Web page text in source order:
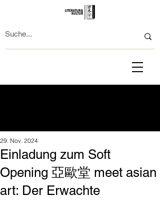
Einladung zum Soft
Opening 亞歐堂 meet asian
art: Der Erwachte
29. Nov. 2024